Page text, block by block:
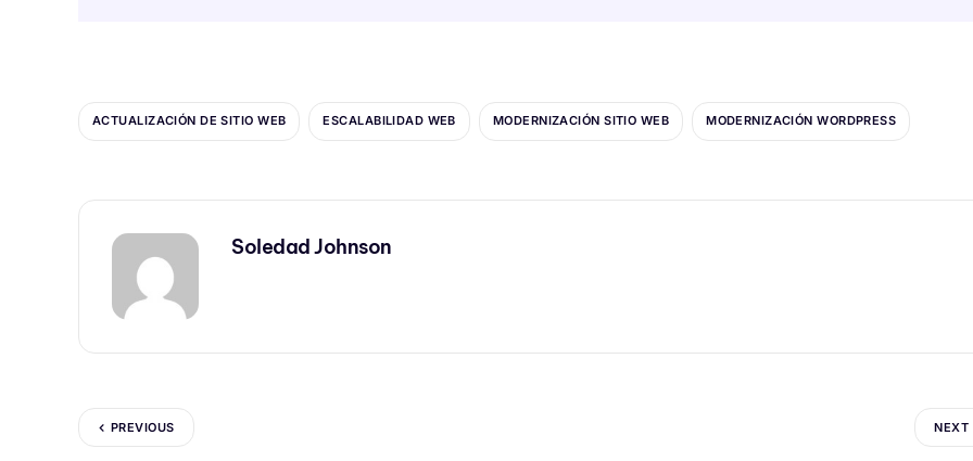
ACTUALIZACIÓN DE SITIO WEB ESCALABILIDAD WEB MODERNIZACIÓN SITIO WEB MODERNIZACIÓN WORDPRESS
Soledad Johnson
PREVIOUS NEXT